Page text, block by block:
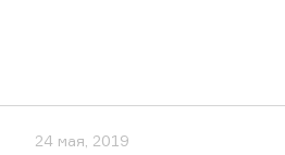
24 мая, 2019